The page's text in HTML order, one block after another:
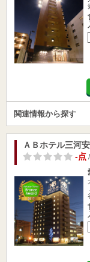
関連情報から探す
ＡＢホテル三河
-点/